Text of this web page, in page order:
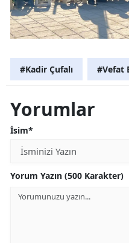
#Kadir Çufalı #Vefat
Yorumlar
İsim*
Yorum Yazın (500 Karakter)